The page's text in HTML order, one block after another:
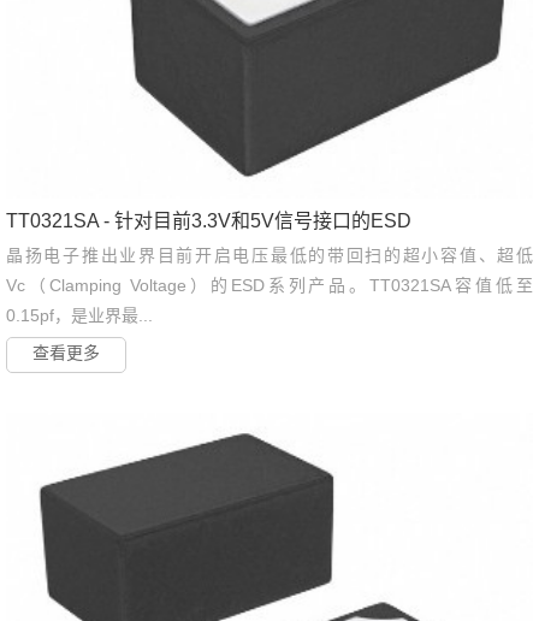
TT0321SA - 针对目前3.3V和5V信号接口的ESD
晶扬电子推出业界目前开启电压最低的带回扫的超小容值、超低
Vc（Clamping Voltage）的ESD系列产品。TT0321SA容值低至
0.15pf，是业界最...
查看更多